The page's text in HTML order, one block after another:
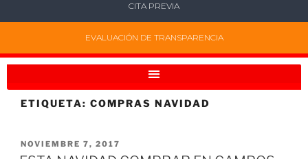
CITA PREVIA
EVALUACIÓN DE TRANSPARENCIA
ETIQUETA: COMPRAS NAVIDAD
NOVIEMBRE 7, 2017